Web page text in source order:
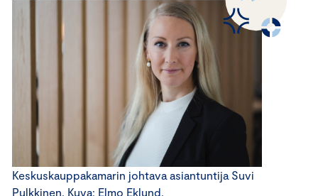
Keskuskauppakamarin johtava asiantuntija Suvi
Pulkkinen. Kuva: Elmo Eklund.